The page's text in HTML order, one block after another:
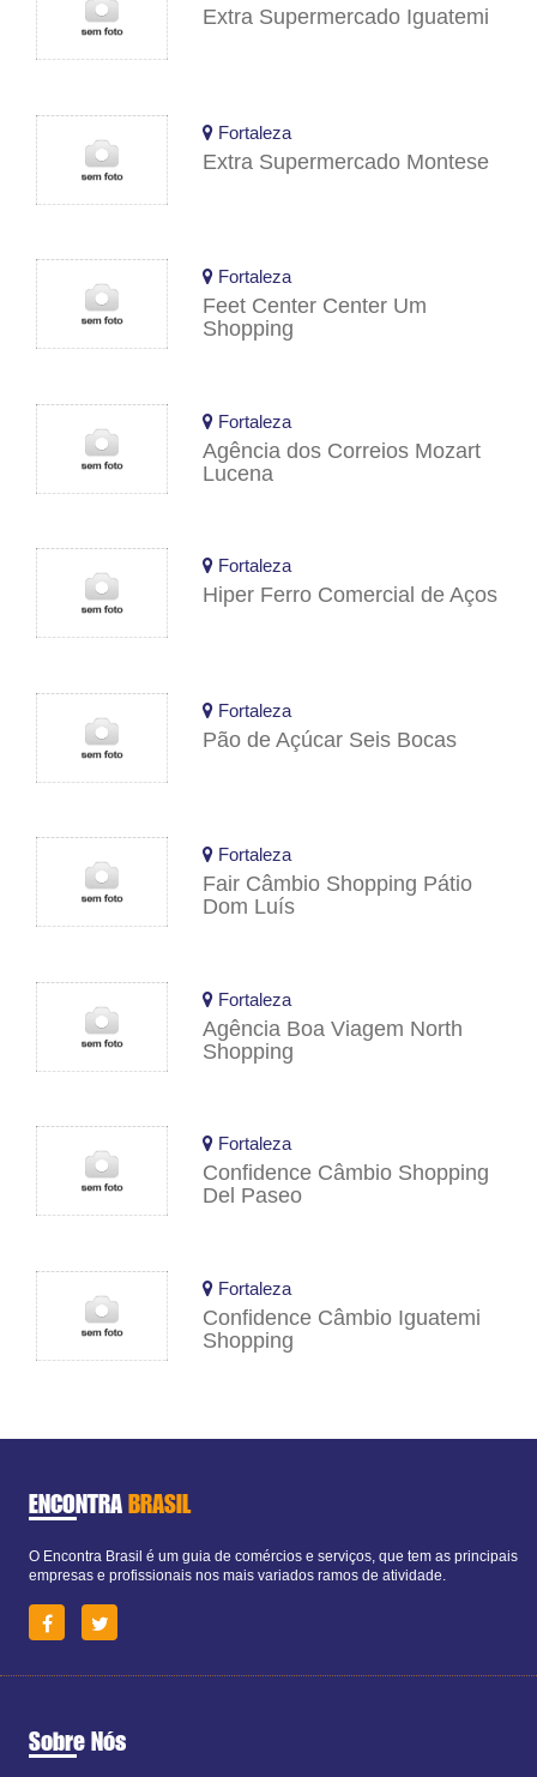
Extra Supermercado Iguatemi
Fortaleza
Extra Supermercado Montese
Fortaleza
Feet Center Center Um
Shopping
Fortaleza
Agência dos Correios Mozart
Lucena
Fortaleza
Hiper Ferro Comercial de Aços
Fortaleza
Pão de Açúcar Seis Bocas
Fortaleza
Fair Câmbio Shopping Pátio
Dom Luís
Fortaleza
Agência Boa Viagem North
Shopping
Fortaleza
Confidence Câmbio Shopping
Del Paseo
Fortaleza
Confidence Câmbio Iguatemi
Shopping
ENCONTRA BRASIL
O Encontra Brasil é um guia de comércios e serviços, que tem as principais
empresas e profissionais nos mais variados ramos de atividade.
Sobre Nós